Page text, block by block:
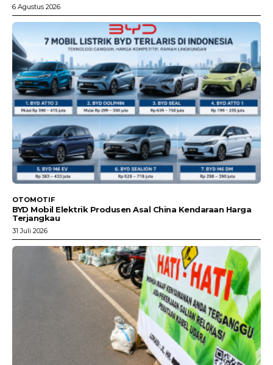
6 Agustus 2026
OTOMOTIF
BYD Mobil Elektrik Produsen Asal China Kendaraan Harga
Terjangkau
31 Juli 2026